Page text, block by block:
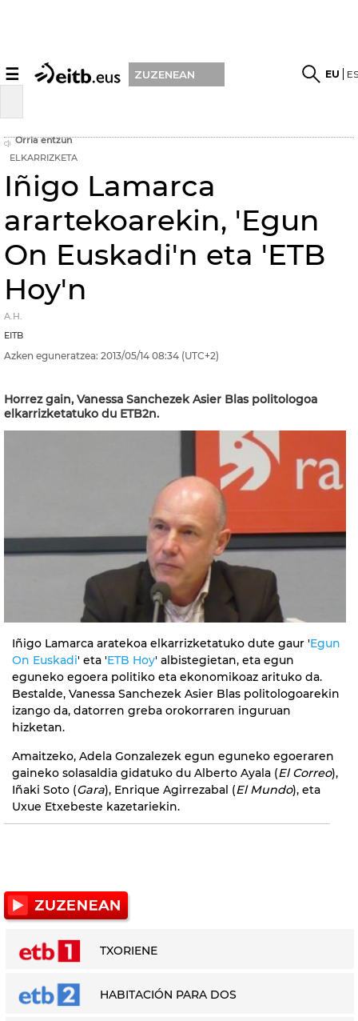
☰ ZUZENEAN EU
Orria entzun
ELKARRIZKETA
Iñigo Lamarca
arartekoarekin, 'Egun
On Euskadi'n eta 'ETB
Hoy'n
A.H.
EITB
Azken eguneratzea: 2013/05/14 08:34 (UTC+2)
Horrez gain, Vanessa Sanchezek Asier Blas politologoa
elkarrizketatuko du ETB2n.
Iñigo Lamarca aratekoa elkarrizketatuko dute gaur 'Egun
On Euskadi' eta 'ETB Hoy' albistegietan, eta egun
eguneko egoera politiko eta ekonomikoaz arituko da.
Bestalde, Vanessa Sanchezek Asier Blas politologoarekin
izango da, datorren greba orokorraren inguruan
hizketan.
Amaitzeko, Adela Gonzalezek egun eguneko egoeraren
gaineko solasaldia gidatuko du Alberto Ayala (El Correo),
Iñaki Soto (Gara), Enrique Agirrezabal (El Mundo), eta
Uxue Etxebeste kazetariekin.
TXORIENE
HABITACIÓN PARA DOS